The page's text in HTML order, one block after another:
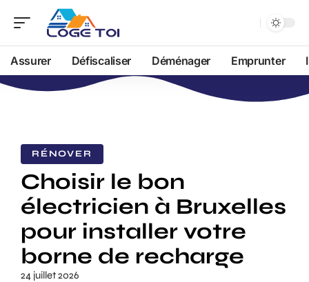
Assurer Défiscaliser Déménager Emprunter
RÉNOVER
Choisir le bon
électricien à Bruxelles
pour installer votre
borne de recharge
24 juillet 2026